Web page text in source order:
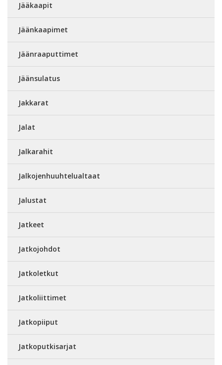
Jääkaapit
Jäänkaapimet
Jäänraaputtimet
Jäänsulatus
Jakkarat
Jalat
Jalkarahit
Jalkojenhuuhtelualtaat
Jalustat
Jatkeet
Jatkojohdot
Jatkoletkut
Jatkoliittimet
Jatkopiiput
Jatkoputkisarjat